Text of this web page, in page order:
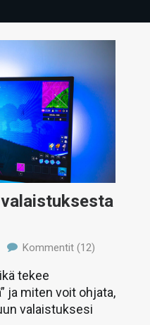
Kommentit (12)
tekee
ja miten voit ohjata,
valaistuksesi